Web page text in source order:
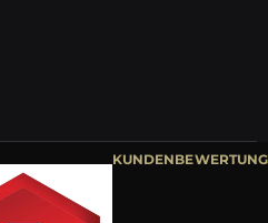
KUNDENBEWERTUNG